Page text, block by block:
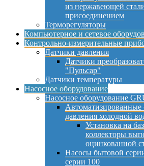
из нержавеющей
присоединением
Терморегуляторы
Компьютерное и сетевое
Контрольно-измерительные
Датчики давления
Датчики
"Пульсар"
Датчики температуры
Насосное оборудование
Насосное оборудование
давления холодной
Установка на
коллекторы
оцинкованной
Насосы бытовой
серии 100